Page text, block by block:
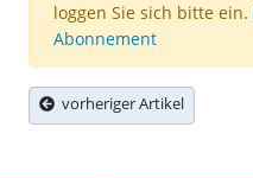
loggen Sie sich bitte ein.
Abonnement
vorheriger Artikel